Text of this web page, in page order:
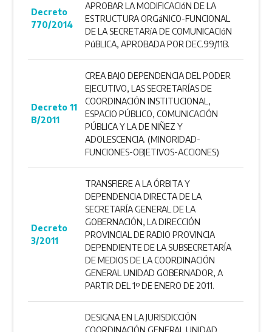
Decreto
770/2014
APROBAR LA MODIFICACIóN DE LA
ESTRUCTURA ORGáNICO-FUNCIONAL
DE LA SECRETARíA DE COMUNICACIóN
PúBLICA, APROBADA POR DEC.99/11B.
Decreto 11
B/2011
CREA BAJO DEPENDENCIA DEL PODER
EJECUTIVO, LAS SECRETARÍAS DE
COORDINACIÓN INSTITUCIONAL,
ESPACIO PÚBLICO, COMUNICACIÓN
PÚBLICA Y LA DE NIÑEZ Y
ADOLESCENCIA. (MINORIDAD-
FUNCIONES-OBJETIVOS-ACCIONES)
Decreto
3/2011
TRANSFIERE A LA ÓRBITA Y
DEPENDENCIA DIRECTA DE LA
SECRETARÍA GENERAL DE LA
GOBERNACIÓN, LA DIRECCIÓN
PROVINCIAL DE RADIO PROVINCIA
DEPENDIENTE DE LA SUBSECRETARÍA
DE MEDIOS DE LA COORDINACIÓN
GENERAL UNIDAD GOBERNADOR, A
PARTIR DEL 1º DE ENERO DE 2011.
DESIGNA EN LA JURISDICCIÓN